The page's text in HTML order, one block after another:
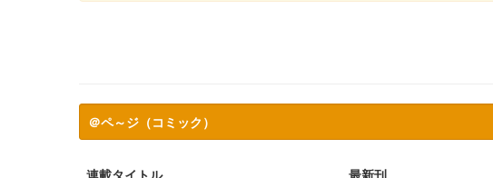
＠ペ～ジ（コミック）
連載タイトル 最新刊